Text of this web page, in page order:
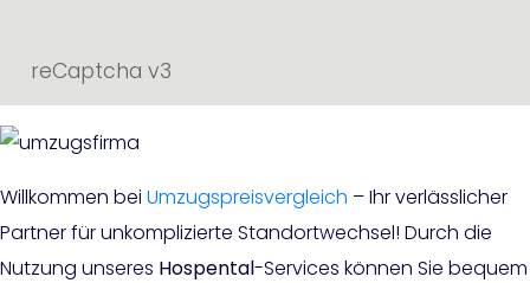
reCaptcha v3
Willkommen bei Umzugspreisvergleich – Ihr verlässlicher
Partner für unkomplizierte Standortwechsel! Durch die
Nutzung unseres Hospental-Services können Sie bequem